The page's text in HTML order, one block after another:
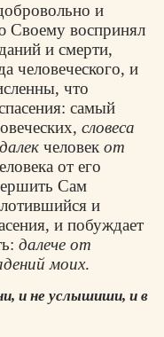
и
Своему воспринял
и смерти,
человеческого, и
что
самый
словеса
далек человекот
от его
Сам
и
и побуждает
далече от
моих.
и не услышиши, и в